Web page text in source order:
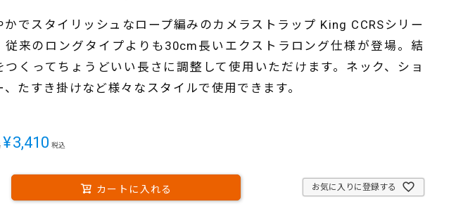
かでスタイリッシュなロープ編みのカメラストラップ King CCRSシリー
従来のロングタイプよりも30cm長いエクストラロング仕様が登場。結
つくってちょうどいい長さに調整して使用いただけます。ネック、ショ
、たすき掛けなど様々なスタイルで使用できます。
¥3,410 税込
お気に入りに登録する
カートに入れる